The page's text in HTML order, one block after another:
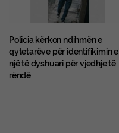
Policia kërkon ndihmën e
qytetarëve për identifikimin e
një të dyshuari për vjedhje të
rëndë